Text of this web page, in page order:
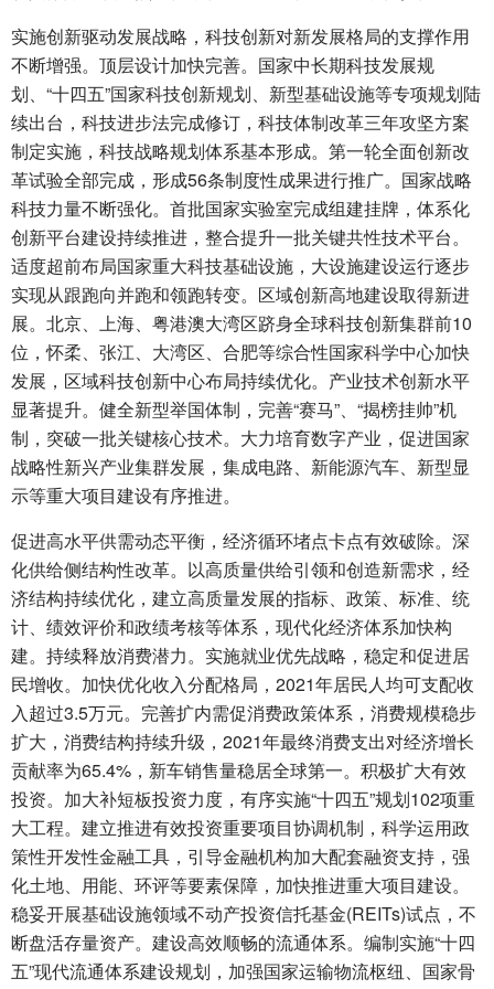
实施创新驱动发展战略，科技创新对新发展格局的支撑作用
不断增强。顶层设计加快完善。国家中长期科技发展规
划、“十四五”国家科技创新规划、新型基础设施等专项规划陆
续出台，科技进步法完成修订，科技体制改革三年攻坚方案
制定实施，科技战略规划体系基本形成。第一轮全面创新改
革试验全部完成，形成56条制度性成果进行推广。国家战略
科技力量不断强化。首批国家实验室完成组建挂牌，体系化
创新平台建设持续推进，整合提升一批关键共性技术平台。
适度超前布局国家重大科技基础设施，大设施建设运行逐步
实现从跟跑向并跑和领跑转变。区域创新高地建设取得新进
展。北京、上海、粤港澳大湾区跻身全球科技创新集群前10
位，怀柔、张江、大湾区、合肥等综合性国家科学中心加快
发展，区域科技创新中心布局持续优化。产业技术创新水平
显著提升。健全新型举国体制，完善“赛马”、“揭榜挂帅”机
制，突破一批关键核心技术。大力培育数字产业，促进国家
战略性新兴产业集群发展，集成电路、新能源汽车、新型显
示等重大项目建设有序推进。
促进高水平供需动态平衡，经济循环堵点卡点有效破除。深
化供给侧结构性改革。以高质量供给引领和创造新需求，经
济结构持续优化，建立高质量发展的指标、政策、标准、统
计、绩效评价和政绩考核等体系，现代化经济体系加快构
建。持续释放消费潜力。实施就业优先战略，稳定和促进居
民增收。加快优化收入分配格局，2021年居民人均可支配收
入超过3.5万元。完善扩内需促消费政策体系，消费规模稳步
扩大，消费结构持续升级，2021年最终消费支出对经济增长
贡献率为65.4%，新车销售量稳居全球第一。积极扩大有效
投资。加大补短板投资力度，有序实施“十四五”规划102项重
大工程。建立推进有效投资重要项目协调机制，科学运用政
策性开发性金融工具，引导金融机构加大配套融资支持，强
化土地、用能、环评等要素保障，加快推进重大项目建设。
稳妥开展基础设施领域不动产投资信托基金(REITs)试点，不
断盘活存量资产。建设高效顺畅的流通体系。编制实施“十四
五”现代流通体系建设规划，加强国家运输物流枢纽、国家骨